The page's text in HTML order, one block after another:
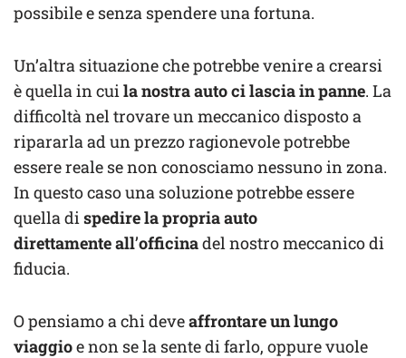
possibile e senza spendere una fortuna.
Un’altra situazione che potrebbe venire a crearsi
è quella in cui la nostra auto ci lascia in panne. La
difficoltà nel trovare un meccanico disposto a
ripararla ad un prezzo ragionevole potrebbe
essere reale se non conosciamo nessuno in zona.
In questo caso una soluzione potrebbe essere
quella di spedire la propria auto
direttamente all’officinadel nostro meccanico di
fiducia.
O pensiamo a chi deveaffrontare un lungo
viaggioe non se la sente di farlo, oppure vuole